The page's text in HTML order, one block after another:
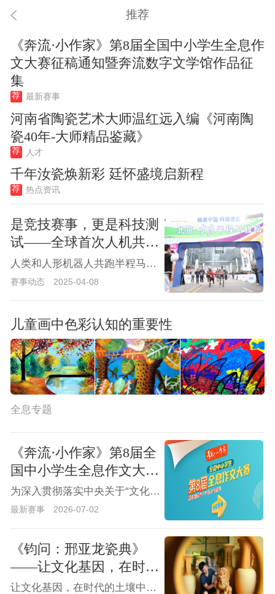
推荐
《奔流·小作家》第8届全国中小学生全息作
文大赛征稿通知暨奔流数字文学馆作品征
集
荐 最新赛事
河南省陶瓷艺术大师温红远入编《河南陶
瓷40年-大师精品鉴藏》
荐 人才
千年汝瓷焕新彩 廷怀盛境启新程
荐 热点资讯
是竞技赛事，更是科技测
试——全球首次人机共跑
马拉松看点探析
人类和人形机器人共跑半程马拉松——这个连科幻电影都未曾上演的场景，将于4月13日在北京亦庄变为现实。历史性的“人机半马之约”背后，有哪些核心看点？为何让人形机器人“跨界跑马”？机器人完赛将面临哪些挑战？近日，新华社记者独家采访赛事主办方和参赛企业。
赛事动态 2025-04-08
儿童画中色彩认知的重要性
全息专题
《奔流·小作家》第8届全
国中小学生全息作文大赛
征稿通知暨奔流数字文学
馆作品征集
为深入贯彻落实中央关于“文化强国战略”的方针政策，加强国内青少年之间的文艺创作交流，弘扬“敢想敢写·绘声绘色·臻善臻美”的全息作文理念，河南省儿童文学学术委员会、河南省报告文学学会等组织机构，特联合举办第八届全国中小学生全息作文大赛暨奔流数字文学馆作品征集活动。该活动已成功举办7届，全国已有几万名中小学生积极投稿参与，获奖作品已在奔流文学网、全息作文网、中国少儿艺教网及“奔流小作家”公开发布。
最新赛事 2026-07-02
《钧问：邢亚龙瓷典》
——让文化基因，在时代
的土壤中不断变异、生 让文化基因，在时代的土壤中不断变异、生长——